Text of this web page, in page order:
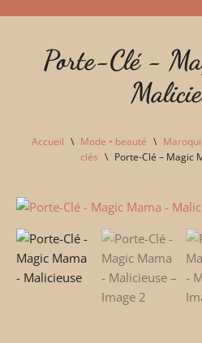
Porte-Clé -
Accueil \ Mode • beauté \
clés \ Porte-Clé – Magic